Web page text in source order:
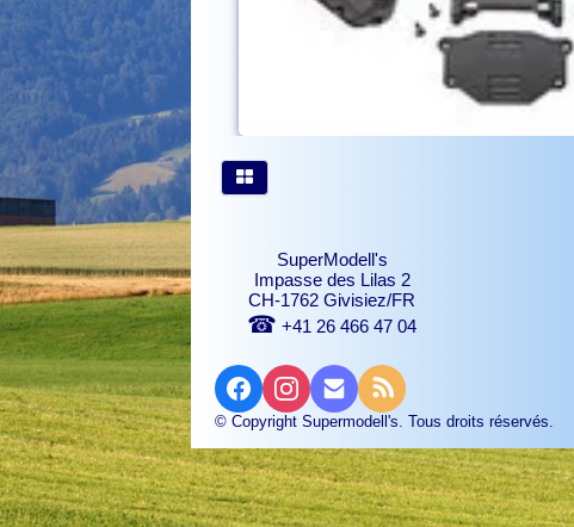
SuperModell's
Impasse des Lilas 2
CH-1762 Givisiez/FR
☎ +41 26 466 47 04
© Copyright Supermodell's. Tous droits réservés.